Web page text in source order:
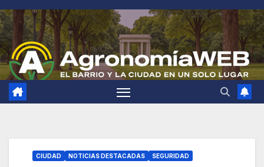
Saltar
al
contenido
CIUDAD NOTICIAS DESTACADAS SEGURIDAD